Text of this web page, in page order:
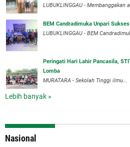
LUBUKLINGGAU - Membanggakan
BEM Candradimuka Unpari
LUBUKLINGGAU - BEM
Peringati Hari Lahir Pancasila,
Lomba
MURATARA - Sekolah Tinggi ilmu...
Lebih banyak »
Nasional